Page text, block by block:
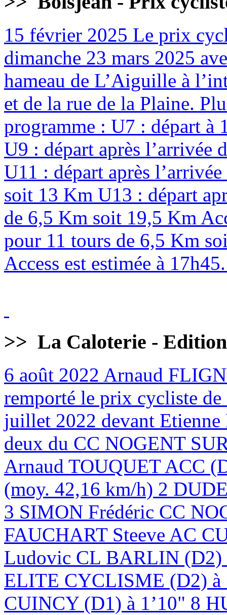
15 février 2025 Le prix
dimanche 23 mars 2025
hameau de L’Aiguille à
et de la rue de la Plaine.
programme : U7 : départ à
U9 : départ après l’arrivée
U11 : départ après
soit 13 Km U13 : départ
de 6,5 Km soit 19,5 Km
pour 11 tours de 6,5 Km
Access est estimée à
>> La Caloterie -
6 août 2022 Arnaud
remporté le prix cycliste
juillet 2022 devant
deux du CC NOGENT
Arnaud TOUQUET ACC
(moy. 42,16 km/h) 2
3 SIMON Frédéric CC
FAUCHART Steeve AC
Ludovic CL BARLIN
ELITE CYCLISME (D2)
CUINCY (D1) à 1’10" 8